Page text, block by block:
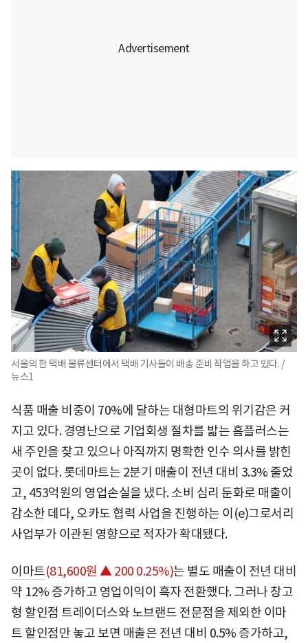
서울의 한 택배 물류센터에서 택배 기사들이 배송 준비 작업을 하고 있다. /
뉴스1
식품 매출 비중이 70%에 달하는 대형마트의 위기감은 커
지고 있다. 경영난으로 기업회생 절차를 밟는 홈플러스는
새 주인을 찾고 있으나 아직까지 명확한 인수 의사를 밝힌
곳이 없다. 롯데마트는 2분기 매출이 전년 대비 3.3% 줄었
고, 453억원의 영업손실을 냈다. 소비 심리 둔화로 매출이
감소한 데다, 오카도 협력 사업을 진행하는 이(e)그로서리
사업부가 이관된 영향으로 적자가 확대됐다.
이마트(81,600원 ▲ 200 0.25%)는 별도 매출이 전년 대비
약 12% 증가하고 영업이익이 흑자 전환했다. 그러나 창고
형 할인점 트레이더스와 노브랜드 전문점을 제외한 이마
트 할인점만 놓고 보면 매출은 전년 대비 0.5% 증가하고,